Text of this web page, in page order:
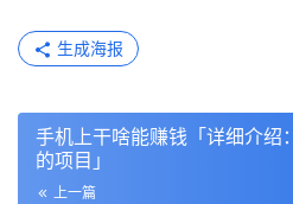
生成海报
手机上干啥能赚钱「详细介绍
的项目」
上一篇